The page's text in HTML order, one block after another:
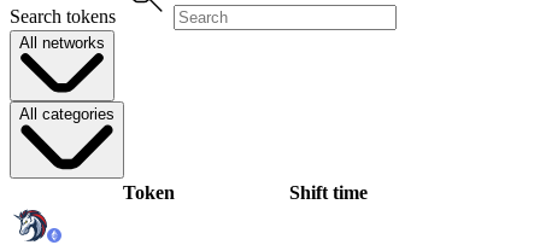
Search tokens
All networks
All categories
Token Shift time